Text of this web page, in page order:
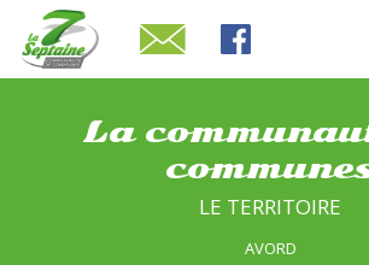
La
LE TERRITOIRE
AVORD